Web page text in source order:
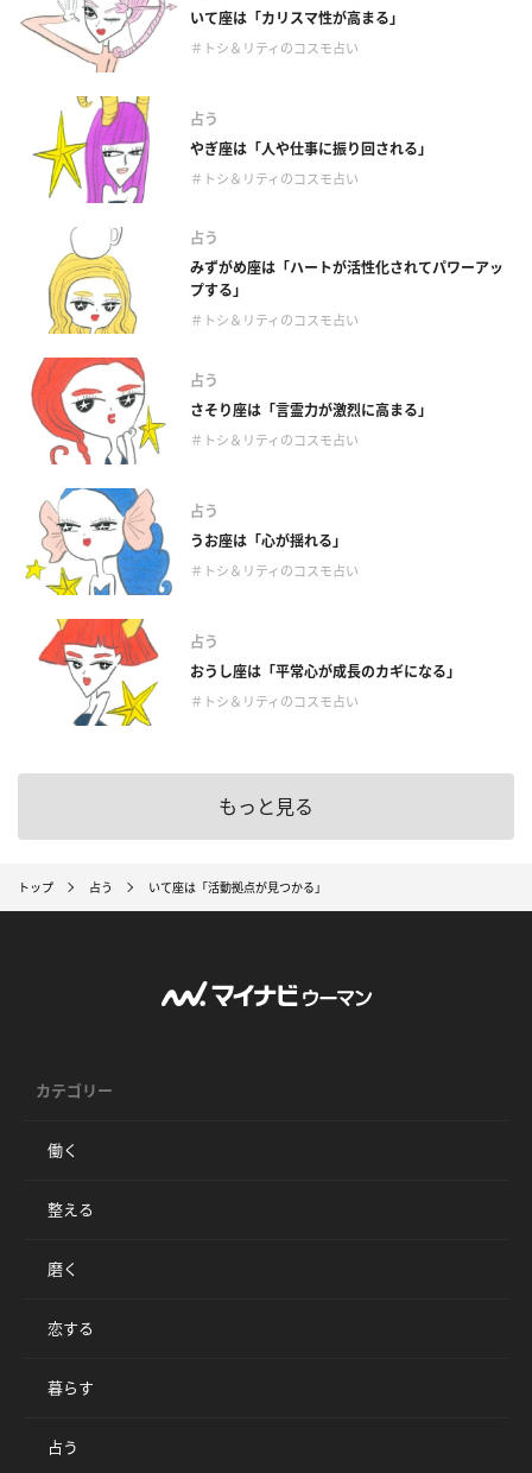
いて座は「カリスマ性が高まる」
＃トシ＆リティのコスモ占い
占う
やぎ座は「人や仕事に振り回される」
＃トシ＆リティのコスモ占い
占う
みずがめ座は「ハートが活性化されてパワーアッ
プする」
＃トシ＆リティのコスモ占い
占う
さそり座は「言霊力が激烈に高まる」
＃トシ＆リティのコスモ占い
占う
うお座は「心が揺れる」
＃トシ＆リティのコスモ占い
占う
おうし座は「平常心が成長のカギになる」
＃トシ＆リティのコスモ占い
もっと見る
トップ 占う いて座は「活動拠点が見つかる」
カテゴリー
働く
整える
磨く
恋する
暮らす
占う